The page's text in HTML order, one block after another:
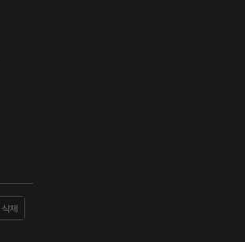
삭제